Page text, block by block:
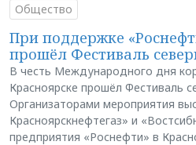
Общество
При поддержке
прошёл Фестиваль
В честь Международного дня
Красноярске прошёл Фестиваль
Организаторами мероприятия
Красноярскнефтегаз» и
предприятия «Роснефти» в